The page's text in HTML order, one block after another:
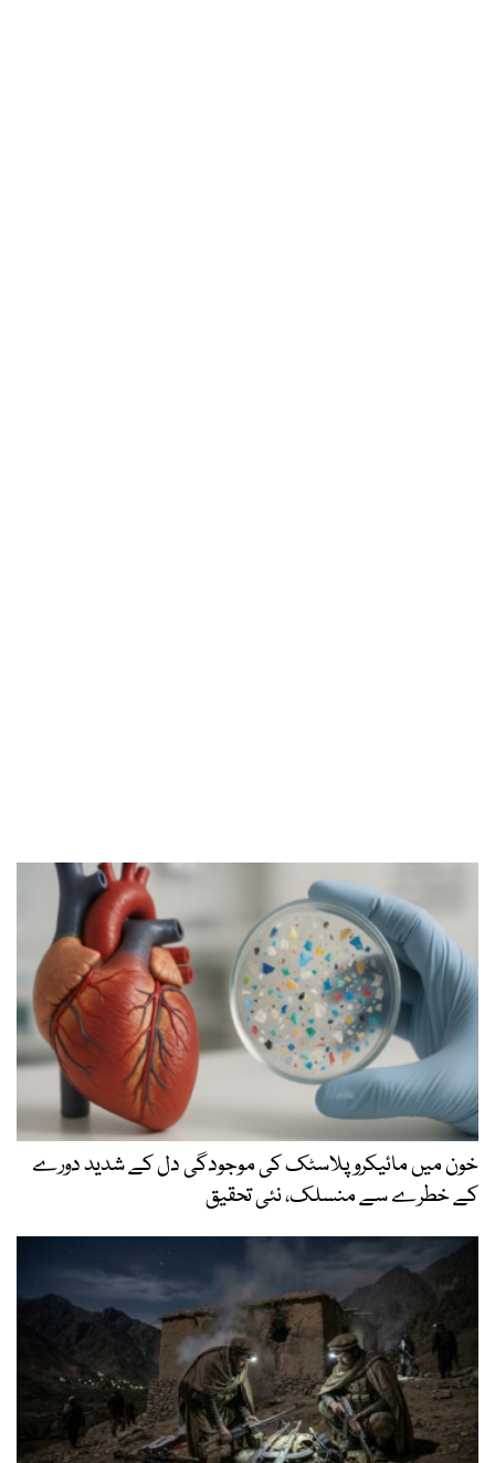
خون میں مائیکرو پلاسٹک کی موجودگی دل کے شدید دورے
کے خطرے سے منسلک، نئی تحقیق